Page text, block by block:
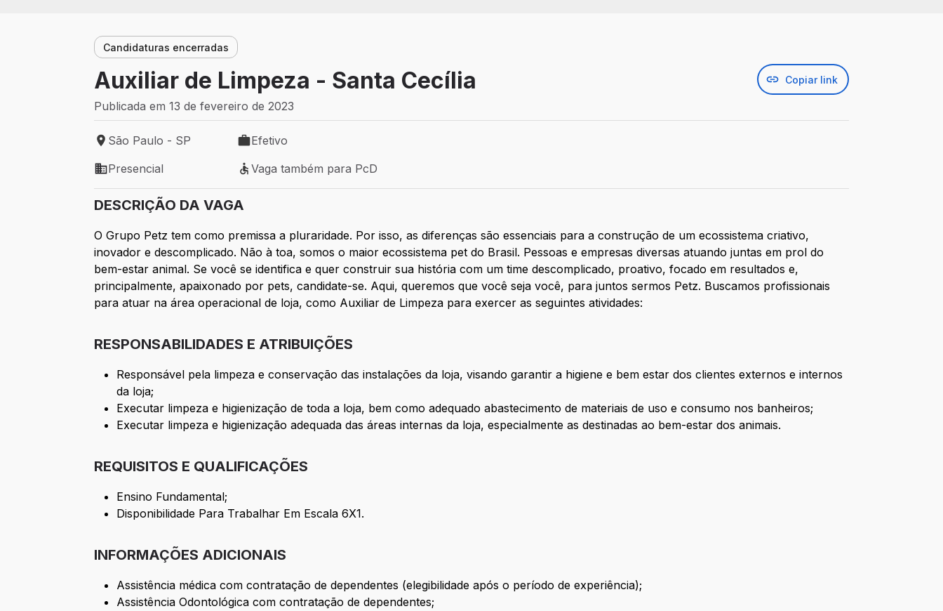
Candidaturas encerradas
Auxiliar de Limpeza - Santa Cecília Copiar link
Publicada em 13 de fevereiro de 2023
Local de trabalho: São Paulo - SP
São Paulo - SP
Tipo de vaga: Efetivo
Efetivo
Modelo de trabalho: Presencial
Presencial
Vaga também para PcD
Vaga também para PcD
DESCRIÇÃO DA VAGA
O Grupo Petz tem como premissa a pluraridade. Por isso, as diferenças são essenciais para a construção de um ecossistema criativo,
inovador e descomplicado. Não à toa, somos o maior ecossistema pet do Brasil. Pessoas e empresas diversas atuando juntas em prol do
bem-estar animal. Se você se identifica e quer construir sua história com um time descomplicado, proativo, focado em resultados e,
principalmente, apaixonado por pets, candidate-se. Aqui, queremos que você seja você, para juntos sermos Petz. Buscamos profissionais
para atuar na área operacional de loja, como Auxiliar de Limpeza para exercer as seguintes atividades:
RESPONSABILIDADES E ATRIBUIÇÕES
Responsável pela limpeza e conservação das instalações da loja, visando garantir a higiene e bem estar dos clientes externos e internos
da loja;
Executar limpeza e higienização de toda a loja, bem como adequado abastecimento de materiais de uso e consumo nos banheiros;
Executar limpeza e higienização adequada das áreas internas da loja, especialmente as destinadas ao bem-estar dos animais.
REQUISITOS E QUALIFICAÇÕES
Ensino Fundamental;
Disponibilidade Para Trabalhar Em Escala 6X1.
INFORMAÇÕES ADICIONAIS
Assistência médica com contratação de dependentes (elegibilidade após o período de experiência);
Assistência Odontológica com contratação de dependentes;